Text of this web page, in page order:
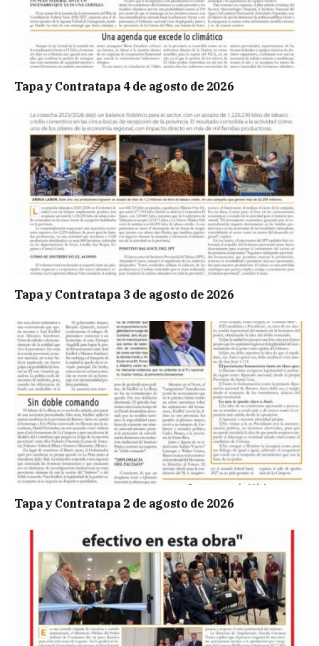
Tapa y Contratapa 4 de agosto de 2026
Tapa y Contratapa 3 de agosto de 2026
Tapa y Contratapa 2 de agosto de 2026